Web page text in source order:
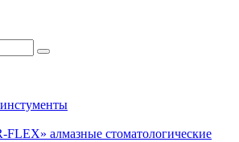
FLEX» алмазные стоматологические